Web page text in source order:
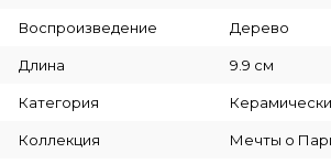
Воспроизведение Дерево
Длина 9.9 см
Категория
Коллекция Мечты о